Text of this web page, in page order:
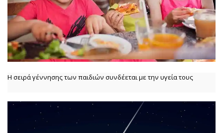
Η σειρά γέννησης των παιδιών συνδέεται με την υγεία τους